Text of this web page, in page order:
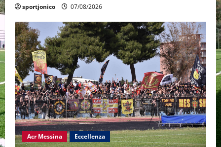
sportjonico 07/08/2026
Acr Messina Eccellenza